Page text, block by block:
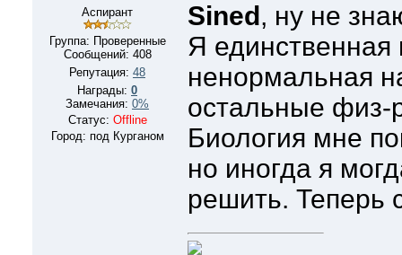
Аспирант
Группа: Проверенные
Сообщений: 408
Репутация: 48
Награды: 0
Замечания: 0%
Статус: Offline
Город: под Курганом
Sined , ну не
Я
ненормальная
остальные
Биология мне
но иногда я
решить. Теперь